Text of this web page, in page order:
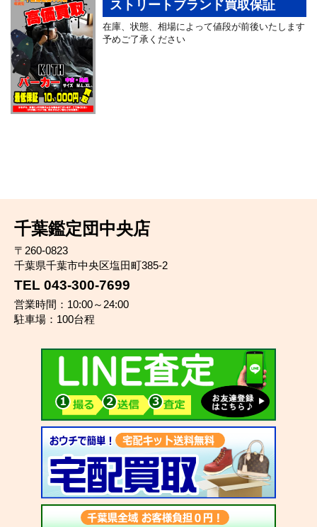
ストリートブランド買取保証
在庫、状態、相場によって値段が前後いたします
予めご了承ください
千葉鑑定団中央店
〒260-0823
千葉県千葉市中央区塩田町385-2
TEL 043-300-7699
営業時間：10:00～24:00
駐車場：100台程